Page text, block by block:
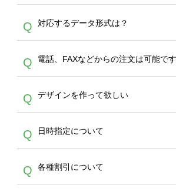
A
生産にて承っております。デ
デザインの作成から決済ま
30枚以上やシルク印刷など
は、サポートが担当するエコ
やタンブラーコンシェルをご
作する数量が多ければ多いほ
サービスよりも低価格で製作
す。
Q 対応するデータ形式は？
A
ドできるデータ形式は、JPG
PDF 形式になります。デー
写真などもアップロード可能
い画像はエラーになります
らの直接入稿には対応してい
し、デザインツールからアッ
い）
Q 電話、FAXなどからの注文は可能で
A
文のみ受け付けております
作をお考えの方は、サポー
スをご利用頂ければ、電話や
でご注文が可能です。
Q デザインを作って欲しい
A
を作って欲しい。などの場合
30個以上であれば、サポー
バッグコンシェル
ビスをご利用ください。(※
Q 日時指定について
A
ん。発送後18時以降に配送
メールでお知らせいたしま
Q 各種割引について